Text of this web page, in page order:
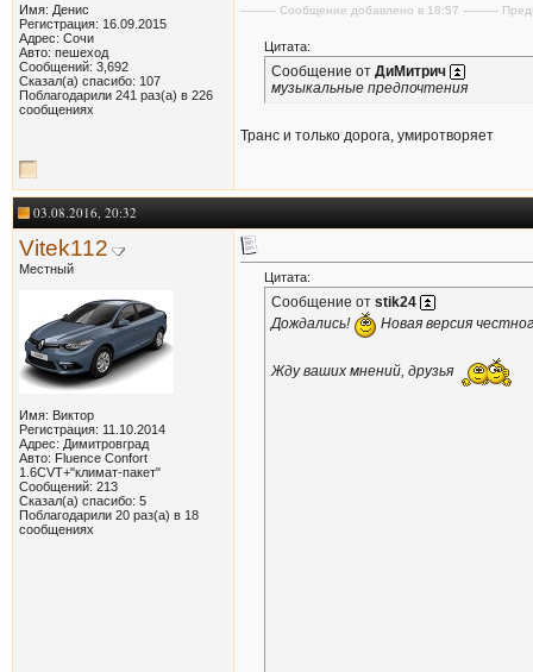
Имя: Денис
Регистрация: 16.09.2015
Адрес: Сочи
Авто: пешеход
Сообщений: 3,692
Сказал(а) спасибо: 107
Поблагодарили 241 раз(а) в 226
сообщениях
---------- Сообщение добавлено в 18:57 ----------
Цитата:
Сообщение от ДиМитрич
музыкальные предпочтения
Транс и только дорога, умиротворяет
03.08.2016, 20:32
Vitek112
Местный
Имя: Виктор
Регистрация: 11.10.2014
Адрес: Димитровград
Авто: Fluence Confort
1.6CVT+"климат-пакет"
Сообщений: 213
Сказал(а) спасибо: 5
Поблагодарили 20 раз(а) в 18
сообщениях
Цитата:
Сообщение от stik24
Дождались!
Новая версия
Жду ваших мнений, друзья